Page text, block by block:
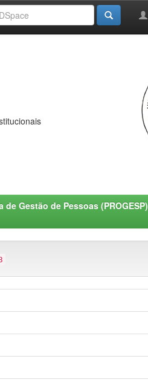
de Gestão de Pessoas (PROGESP)